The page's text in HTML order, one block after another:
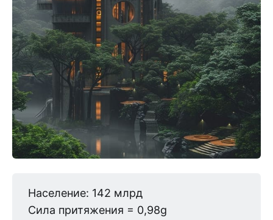
Население: 142 млрд
Сила притяжения = 0,98g